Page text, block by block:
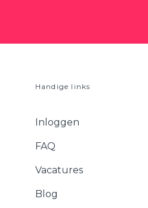
Handige links
Inloggen
FAQ
Vacatures
Blog